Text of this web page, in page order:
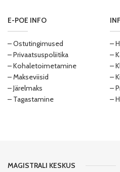
E-POE INFO
– Ostutingimused
– Privaatsuspoliitika
– Kohaletoimetamine
– Makseviisid
– Järelmaks
– Tagastamine
–
–
–
–
–
–
MAGISTRALI KESKUS